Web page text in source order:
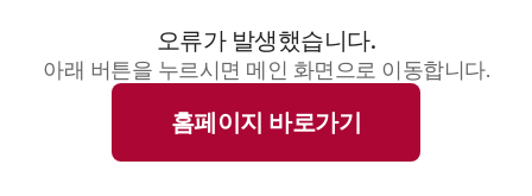
오류가 발생했습니다.
아래 버튼을 누르시면 메인 화면으로 이동합니다.
홈페이지 바로가기